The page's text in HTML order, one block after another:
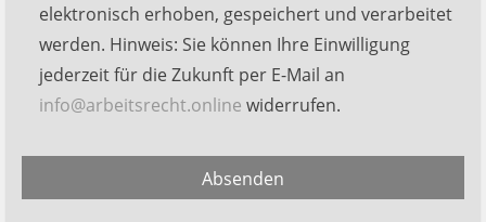
Feld
leer.
elektronisch erhoben, gespeichert und verarbeitet
werden. Hinweis: Sie können Ihre Einwilligung
jederzeit für die Zukunft per E-Mail an
info@arbeitsrecht.online widerrufen.
Absenden